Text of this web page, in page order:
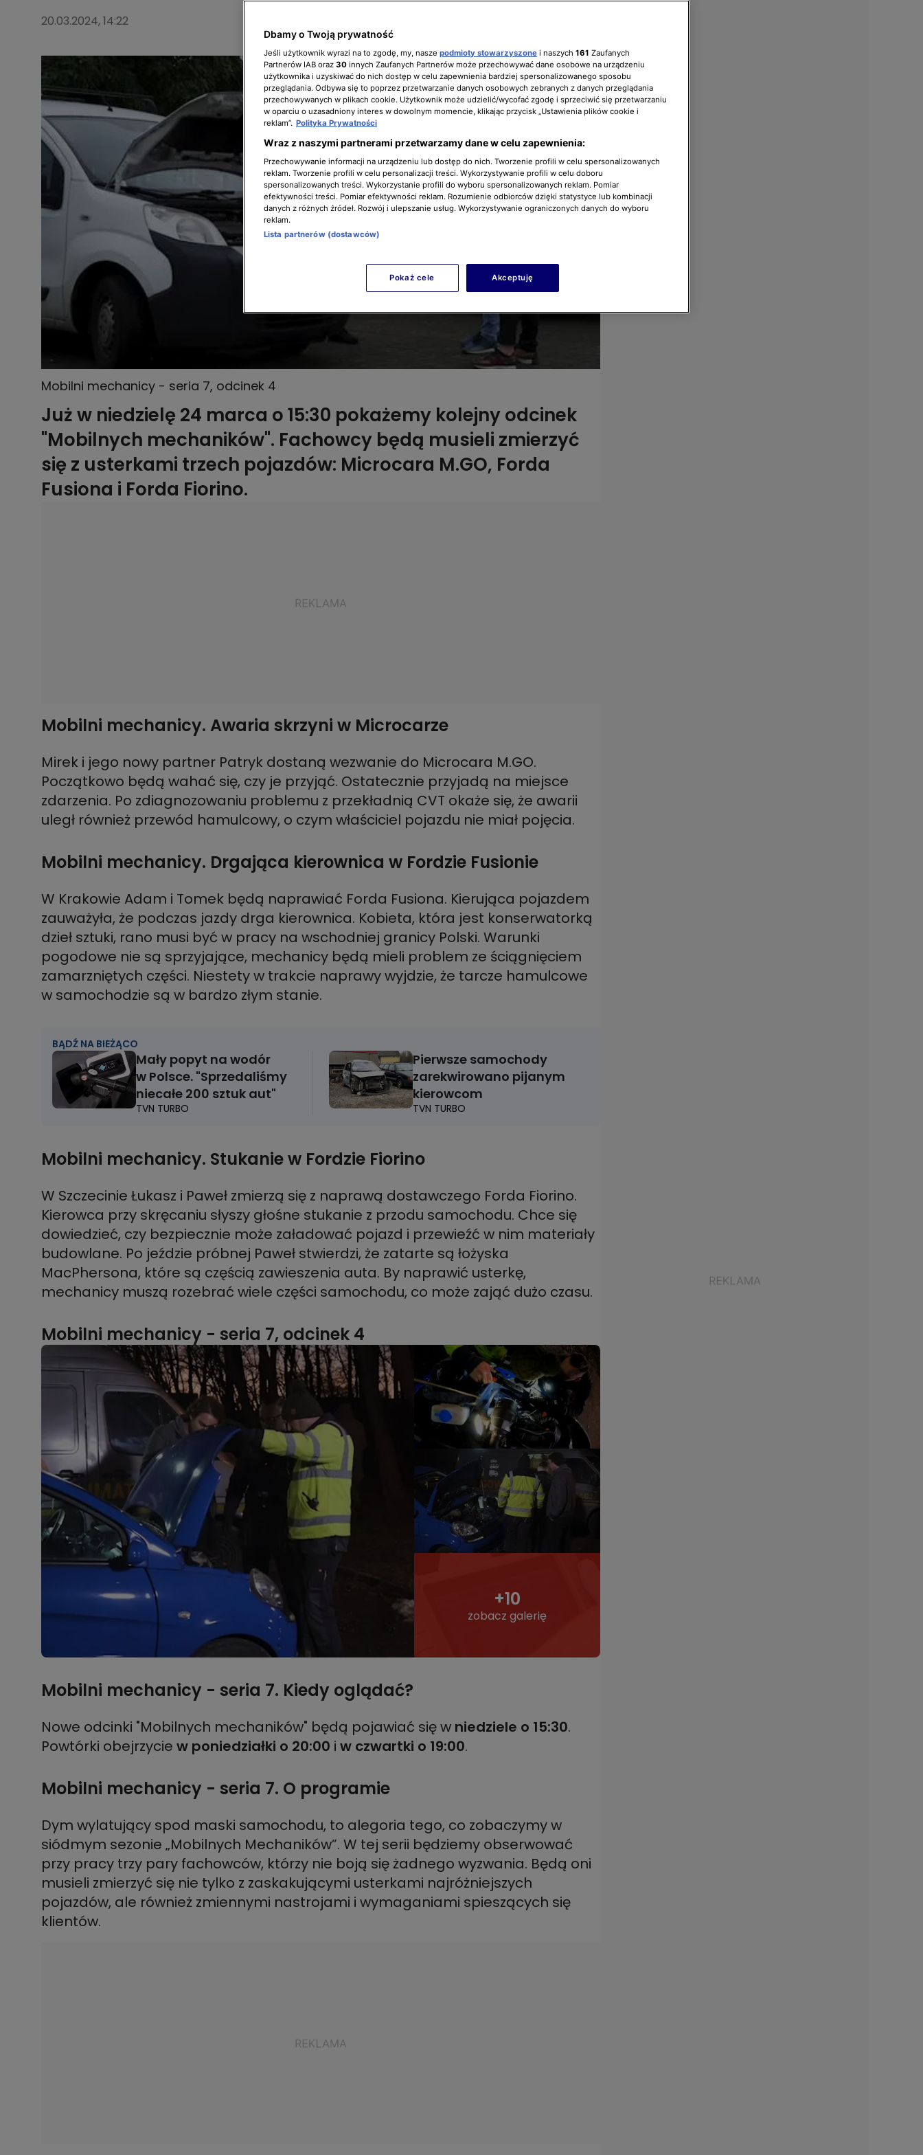
20.03.2024, 14:22
Mobilni mechanicy - seria 7, odcinek 4
Już w niedzielę 24 marca o 15:30 pokażemy kolejny odcinek
"Mobilnych mechaników". Fachowcy będą musieli zmierzyć
się z usterkami trzech pojazdów: Microcara M.GO, Forda
Fusiona i Forda Fiorino.
Mobilni mechanicy. Awaria skrzyni w Microcarze
Mirek i jego nowy partner Patryk dostaną wezwanie do Microcara M.GO.
Początkowo będą wahać się, czy je przyjąć. Ostatecznie przyjadą na miejsce
zdarzenia. Po zdiagnozowaniu problemu z przekładnią CVT okaże się, że awarii
uległ również przewód hamulcowy, o czym właściciel pojazdu nie miał pojęcia.
Mobilni mechanicy. Drgająca kierownica w Fordzie Fusionie
W Krakowie Adam i Tomek będą naprawiać Forda Fusiona. Kierująca pojazdem
zauważyła, że podczas jazdy drga kierownica. Kobieta, która jest konserwatorką
dzieł sztuki, rano musi być w pracy na wschodniej granicy Polski. Warunki
pogodowe nie są sprzyjające, mechanicy będą mieli problem ze ściągnięciem
zamarzniętych części. Niestety w trakcie naprawy wyjdzie, że tarcze hamulcowe
w samochodzie są w bardzo złym stanie.
BĄDŹ NA BIEŻĄCO
Mały popyt na wodór
w Polsce. "Sprzedaliśmy
niecałe 200 sztuk aut"
TVN TURBO
Pierwsze samochody
zarekwirowano pijanym
kierowcom
TVN TURBO
Mobilni mechanicy. Stukanie w Fordzie Fiorino
W Szczecinie Łukasz i Paweł zmierzą się z naprawą dostawczego Forda Fiorino.
Kierowca przy skręcaniu słyszy głośne stukanie z przodu samochodu. Chce się
dowiedzieć, czy bezpiecznie może załadować pojazd i przewieźć w nim materiały
budowlane. Po jeździe próbnej Paweł stwierdzi, że zatarte są łożyska
MacPhersona, które są częścią zawieszenia auta. By naprawić usterkę,
mechanicy muszą rozebrać wiele części samochodu, co może zająć dużo czasu.
Mobilni mechanicy - seria 7, odcinek 4
+10
zobacz galerię
Mobilni mechanicy - seria 7. Kiedy oglądać?
Nowe odcinki "Mobilnych mechaników" będą pojawiać się w niedziele o 15:30.
Powtórki obejrzycie w poniedziałki o 20:00 i w czwartki o 19:00.
Mobilni mechanicy - seria 7. O programie
Dym wylatujący spod maski samochodu, to alegoria tego, co zobaczymy w
siódmym sezonie „Mobilnych Mechaników”. W tej serii będziemy obserwować
przy pracy trzy pary fachowców, którzy nie boją się żadnego wyzwania. Będą oni
musieli zmierzyć się nie tylko z zaskakującymi usterkami najróżniejszych
pojazdów, ale również zmiennymi nastrojami i wymaganiami spieszących się
klientów.
Dbamy o Twoją prywatność
Jeśli użytkownik wyrazi na to zgodę, my, nasze podmioty stowarzyszone i naszych 161 Zaufanych
Partnerów IAB oraz 30 innych Zaufanych Partnerów może przechowywać dane osobowe na urządzeniu
użytkownika i uzyskiwać do nich dostęp w celu zapewnienia bardziej spersonalizowanego sposobu
przeglądania. Odbywa się to poprzez przetwarzanie danych osobowych zebranych z danych przeglądania
przechowywanych w plikach cookie. Użytkownik może udzielić/wycofać zgodę i sprzeciwić się przetwarzaniu
w oparciu o uzasadniony interes w dowolnym momencie, klikając przycisk „Ustawienia plików cookie i
reklam”. Polityka Prywatności
Wraz z naszymi partnerami przetwarzamy dane w celu zapewnienia:
Przechowywanie informacji na urządzeniu lub dostęp do nich. Tworzenie profili w celu spersonalizowanych
reklam. Tworzenie profili w celu personalizacji treści. Wykorzystywanie profili w celu doboru
spersonalizowanych treści. Wykorzystanie profili do wyboru spersonalizowanych reklam. Pomiar
efektywności treści. Pomiar efektywności reklam. Rozumienie odbiorców dzięki statystyce lub kombinacji
danych z różnych źródeł. Rozwój i ulepszanie usług. Wykorzystywanie ograniczonych danych do wyboru
reklam.
Lista partnerów (dostawców)
Pokaż cele Akceptuję